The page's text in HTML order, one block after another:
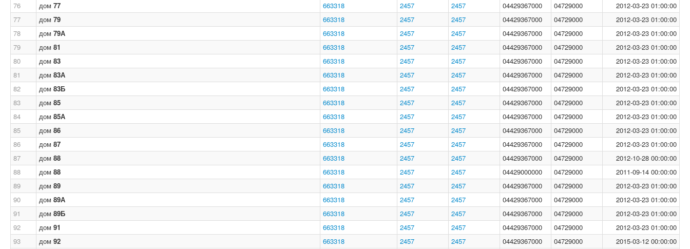
76
дом 77 663318 2457 2457 04429367000 04729000
2012-03-23 01:00:00
77
дом 79 663318 2457 2457 04429367000 04729000
2012-03-23 01:00:00
78
дом 79А 663318 2457 2457 04429367000 04729000
2012-03-23 01:00:00
79
дом 81 663318 2457 2457 04429367000 04729000
2012-03-23 01:00:00
80
дом 83 663318 2457 2457 04429367000 04729000
2012-03-23 01:00:00
81
дом 83А 663318 2457 2457 04429367000 04729000
2012-03-23 01:00:00
82
дом 83Б 663318 2457 2457 04429367000 04729000
2012-03-23 01:00:00
83
дом 85 663318 2457 2457 04429367000 04729000
2012-03-23 01:00:00
84
дом 85А 663318 2457 2457 04429367000 04729000
2012-03-23 01:00:00
85
дом 86 663318 2457 2457 04429367000 04729000
2012-03-23 01:00:00
86
дом 87 663318 2457 2457 04429367000 04729000
2012-03-23 01:00:00
87
дом 88 663318 2457 2457 04429367000 04729000
2012-10-28 00:00:00
88
дом 88 663318 2457 2457 04429000000 04729000
2011-09-14 00:00:00
89
дом 89 663318 2457 2457 04429367000 04729000
2012-03-23 01:00:00
90
дом 89А 663318 2457 2457 04429367000 04729000
2012-03-23 01:00:00
91
дом 89Б 663318 2457 2457 04429367000 04729000
2012-03-23 01:00:00
92
дом 91 663318 2457 2457 04429367000 04729000
2012-03-23 01:00:00
93
дом 92 663318 2457 2457 04429367000 04729000 2015-03-12 00:00:00